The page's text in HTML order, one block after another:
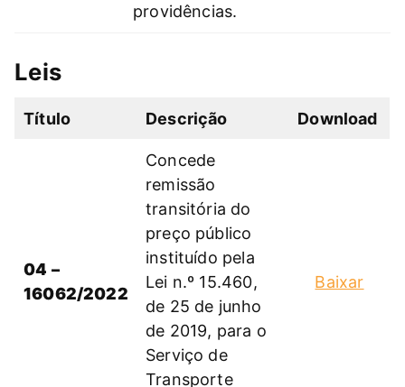
providências.
Leis
Título Descrição Download
04 –
16062/2022
Concede
remissão
transitória do
preço público
instituído pela
Lei n.º 15.460,
de 25 de junho
de 2019, para o
Serviço de
Transporte
Baixar